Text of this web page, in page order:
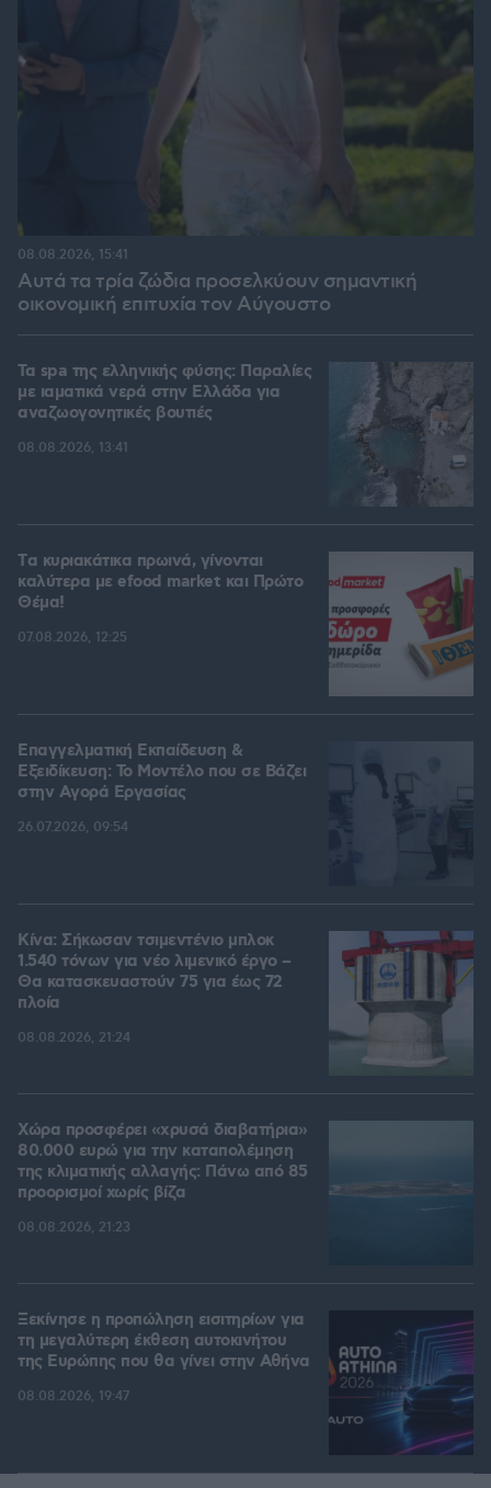
Αυτά τα τρία ζώδια προσελκύουν σημαντική
οικονομική επιτυχία τον Αύγουστο
08.08.2026, 15:41
Τα spa της ελληνικής φύσης: Παραλίες
με ιαματικά νερά στην Ελλάδα για
αναζωογονητικές βουτιές
08.08.2026, 13:41
Tα κυριακάτικα πρωινά, γίνονται
καλύτερα με efood market και Πρώτο
Θέμα!
07.08.2026, 12:25
Επαγγελματική Εκπαίδευση &
Εξειδίκευση: Το Mοντέλο που σε Bάζει
στην Aγορά Eργασίας
26.07.2026, 09:54
Κίνα: Σήκωσαν τσιμεντένιο μπλοκ
1.540 τόνων για νέο λιμενικό έργο –
Θα κατασκευαστούν 75 για έως 72
πλοία
08.08.2026, 21:24
Χώρα προσφέρει «χρυσά διαβατήρια»
80.000 ευρώ για την καταπολέμηση
της κλιματικής αλλαγής: Πάνω από 85
προορισμοί χωρίς βίζα
08.08.2026, 21:23
Ξεκίνησε η προπώληση εισιτηρίων για
τη μεγαλύτερη έκθεση αυτοκινήτου
της Ευρώπης που θα γίνει στην Αθήνα
08.08.2026, 19:47